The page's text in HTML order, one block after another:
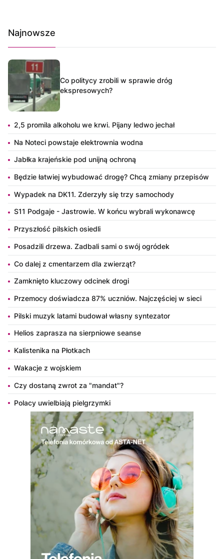
Najnowsze
Co politycy zrobili w sprawie dróg
ekspresowych?
2,5 promila alkoholu we krwi. Pijany ledwo jechał
Na Noteci powstaje elektrownia wodna
Jabłka krajeńskie pod unijną ochroną
Będzie łatwiej wybudować drogę? Chcą zmiany przepisów
Wypadek na DK11. Zderzyły się trzy samochody
S11 Podgaje - Jastrowie. W końcu wybrali wykonawcę
Przyszłość pilskich osiedli
Posadzili drzewa. Zadbali sami o swój ogródek
Co dalej z cmentarzem dla zwierząt?
Zamknięto kluczowy odcinek drogi
Przemocy doświadcza 87% uczniów. Najczęściej w sieci
Pilski muzyk latami budował własny syntezator
Helios zaprasza na sierpniowe seanse
Kalistenika na Płotkach
Wakacje z wojskiem
Czy dostaną zwrot za "mandat"?
Polacy uwielbiają pielgrzymki